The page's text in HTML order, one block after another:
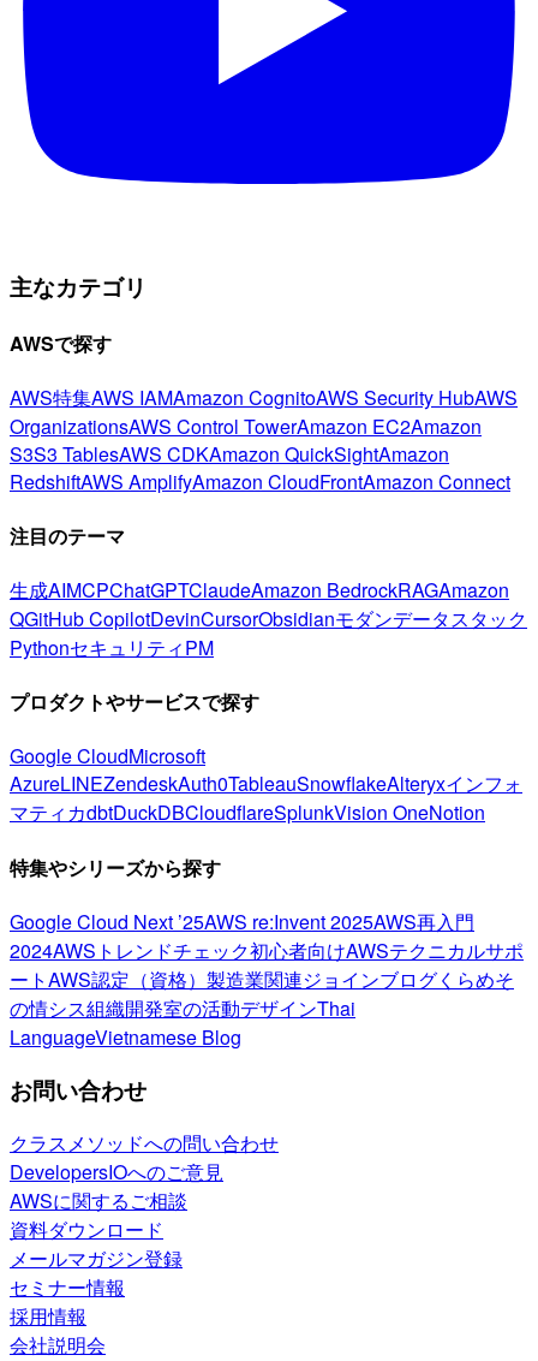
主なカテゴリ
AWSで探す
AWS特集AWS IAMAmazon CognitoAWS Security HubAWS
OrganizationsAWS Control TowerAmazon EC2Amazon
S3S3 TablesAWS CDKAmazon QuickSightAmazon
RedshiftAWS AmplifyAmazon CloudFrontAmazon Connect
注目のテーマ
生成AIMCPChatGPTClaudeAmazon BedrockRAGAmazon
QGitHub CopilotDevinCursorObsidianモダンデータスタック
PythonセキュリティPM
プロダクトやサービスで探す
Google CloudMicrosoft
AzureLINEZendeskAuth0TableauSnowflakeAlteryxインフォ
マティカdbtDuckDBCloudflareSplunkVision OneNotion
特集やシリーズから探す
Google Cloud Next ’25AWS re:Invent 2025AWS再入門
2024AWSトレンドチェック初心者向けAWSテクニカルサポ
ートAWS認定（資格） 製造業関連ジョインブログくらめそ
の情シス組織開発室の活動デザインThai
LanguageVietnamese Blog
お問い合わせ
クラスメソッドへの問い合わせ
DevelopersIOへのご意見
AWSに関するご相談
資料ダウンロード
メールマガジン登録
セミナー情報
採用情報
会社説明会